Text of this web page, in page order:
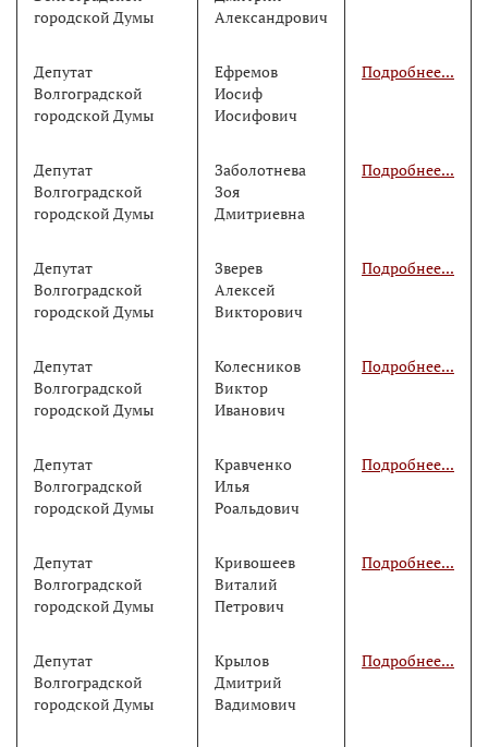
городской Думы
Александрович
Депутат
Волгоградской
городской Думы
Ефремов
Иосиф
Иосифович
Подробнее...
Депутат
Волгоградской
городской Думы
Заболотнева
Зоя
Дмитриевна
Подробнее...
Депутат
Волгоградской
городской Думы
Зверев
Алексей
Викторович
Подробнее...
Депутат
Волгоградской
городской Думы
Колесников
Виктор
Иванович
Подробнее...
Депутат
Волгоградской
городской Думы
Кравченко
Илья
Роальдович
Подробнее...
Депутат
Волгоградской
городской Думы
Кривошеев
Виталий
Петрович
Подробнее...
Депутат
Волгоградской
городской Думы
Крылов
Дмитрий
Вадимович
Подробнее...